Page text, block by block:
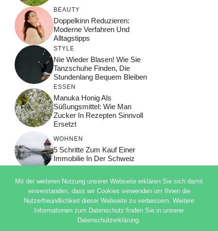
BEAUTY
Doppelkinn Reduzieren:
Moderne Verfahren Und
Alltagstipps
STYLE
Nie Wieder Blasen! Wie Sie
Tanzschuhe Finden, Die
Stundenlang Bequem Bleiben
ESSEN
Manuka Honig Als
Süßungsmittel: Wie Man
Zucker In Rezepten Sinnvoll
Ersetzt
WOHNEN
5 Schritte Zum Kauf Einer
Immobilie In Der Schweiz
© 2026 ADSIMPLE
DATENSCHUTZERKLÄRUNG
Mit der weiteren Nutzung unserer Webseite erklären Sie sich damit
einverstanden, dass wir Cookies verwenden um Ihnen die
Nutzerfreundlichkeit dieser Webseite zu verbessern. Weitere
Informationen zum Datenschutz finden Sie in unserer
Datenschutzerklärung.